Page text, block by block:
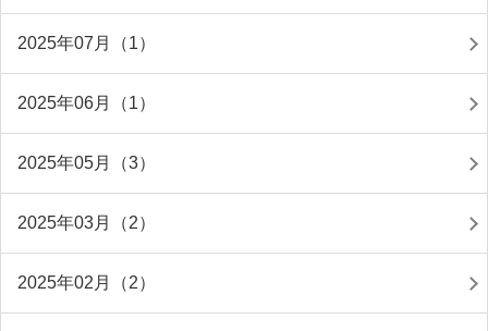
2025年07月（1）
2025年06月（1）
2025年05月（3）
2025年03月（2）
2025年02月（2）